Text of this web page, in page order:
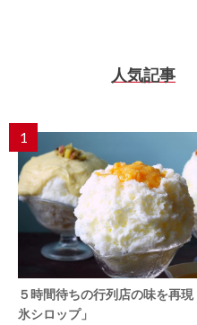
人気記事
1
５時間待ちの行列店の味を再現
氷シロップ」